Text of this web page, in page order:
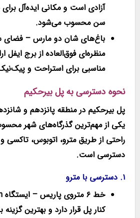
آزادی است و مکانی ایده‌آل برای
سن محسوب می‌شود.
باغ‌های شان دو مارس– فضای
منظره‌ای فوق‌العاده از برج ایفل
مناسبی برای استراحت و
نحوه دسترسی به پل بیرحکیم
پل بیرحکیم در منطقه پانزدهم و
یکی از مهم‌ترین گذرگاه‌های شهر
راحتی از طریق مترو، اتوبوس، تاکسی
دسترسی است.
۱. دسترسی با مترو
خط ۶ متروی پاریس
– ایستگاه
کنار پل قرار دارد و بهترین